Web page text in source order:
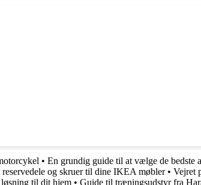
• En grundig guide til at vælge de bedste
og skruer til dine IKEA møbler• Vejret
til dit hjem • Guide til træningsudstyr fra